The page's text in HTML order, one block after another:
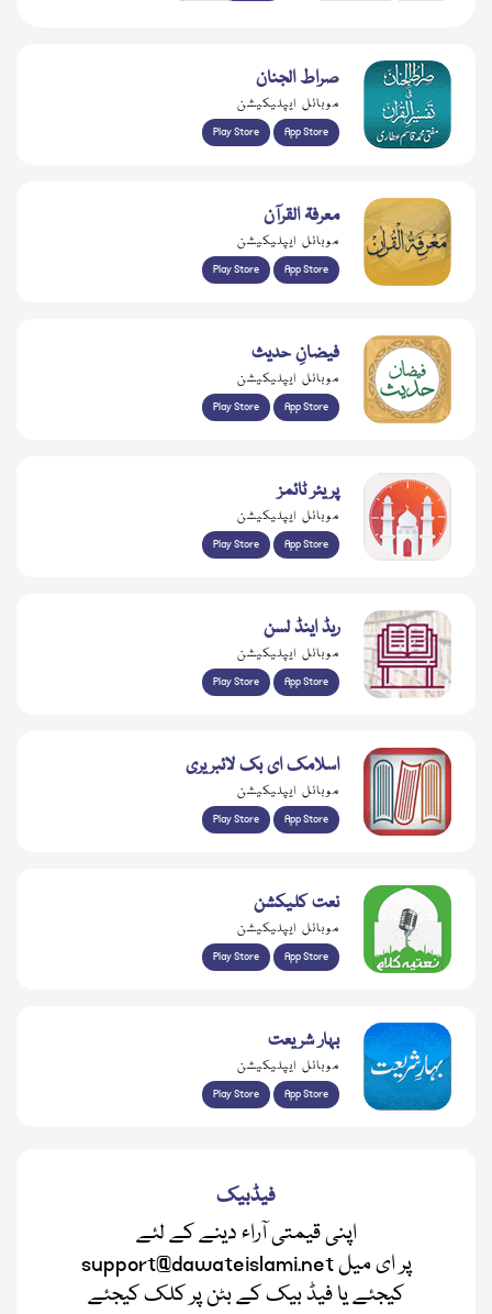
صراط الجنان
موبائل ایپلیکیشن
Play Store App Store
معرفۃ القرآن
موبائل ایپلیکیشن
Play Store App Store
فیضانِ حدیث
موبائل ایپلیکیشن
Play Store App Store
پریئر ٹائمز
موبائل ایپلیکیشن
Play Store App Store
ریڈ اینڈ لسن
موبائل ایپلیکیشن
Play Store App Store
اسلامک ای بک لائبریری
موبائل ایپلیکیشن
Play Store App Store
نعت کلیکشن
موبائل ایپلیکیشن
Play Store App Store
بہار شریعت
موبائل ایپلیکیشن
Play Store App Store
فیڈبیک
اپنی قیمتی آراء دینے کے لئے
support@dawateislami.net پر ای میل
کیجئے یا فیڈ بیک کے بٹن پر کلک کیجئے